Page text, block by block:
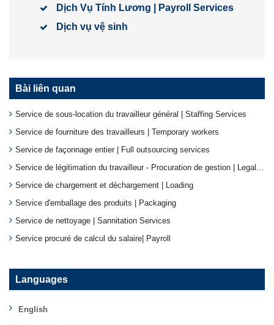
Dịch Vụ Tính Lương | Payroll Services
Dịch vụ vệ sinh
Bài liên quan
Service de sous-location du travailleur général | Staffing Services
Service de fourniture des travailleurs | Temporary workers
Service de façonnage entier | Full outsourcing services
Service de légitimation du travailleur - Procuration de gestion | Legalizing Services
Service de chargement et déchargement | Loading
Service d'emballage des produits | Packaging
Service de nettoyage | Sannitation Services
Service procuré de calcul du salaire| Payroll
Languages
English